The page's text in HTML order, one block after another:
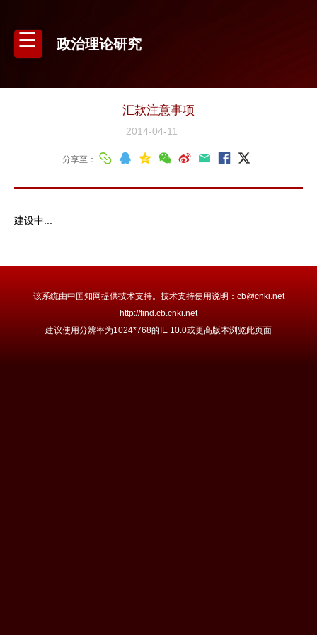
政治理论研究
汇款注意事项
2014-04-11
分享至：
建设中...
该系统由中国知网提供技术支持。技术支持使用说明：cb@cnki.net
http://find.cb.cnki.net
建议使用分辨率为1024*768的IE 10.0或更高版本浏览此页面